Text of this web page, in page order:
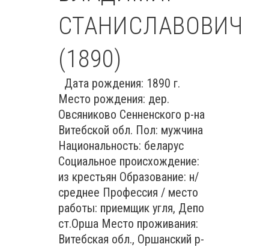
СТАНИСЛАВОВИЧ
(1890)
Дата рождения: 1890 г.
Место рождения: дер.
Овсяниково Сенненского р-на
Витебской обл. Пол: мужчина
Национальность: беларус
Социальное происхождение:
из крестьян Образование: н/
среднее Профессия / место
работы: приемщик угля, Депо
ст.Орша Место проживания:
Витебская обл., Оршанский р-